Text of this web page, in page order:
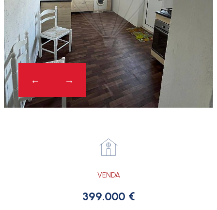
VENDA
399.000 €